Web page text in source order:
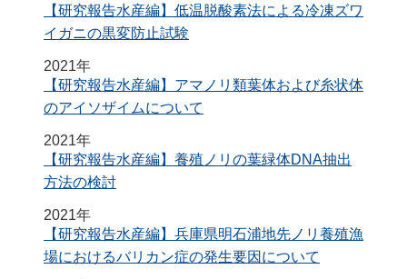
【研究報告水産編】低温脱酸素法による冷凍ズワ
イガニの黒変防止試験
2021年
【研究報告水産編】アマノリ類葉体および糸状体
のアイソザイムについて
2021年
【研究報告水産編】養殖ノリの葉緑体DNA抽出
方法の検討
2021年
【研究報告水産編】兵庫県明石浦地先ノリ養殖漁
場におけるバリカン症の発生要因について